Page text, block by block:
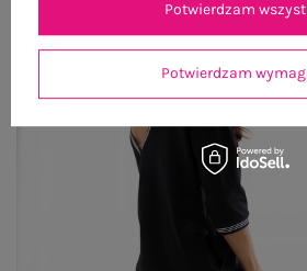
Potwierdzam
Potwierdzam